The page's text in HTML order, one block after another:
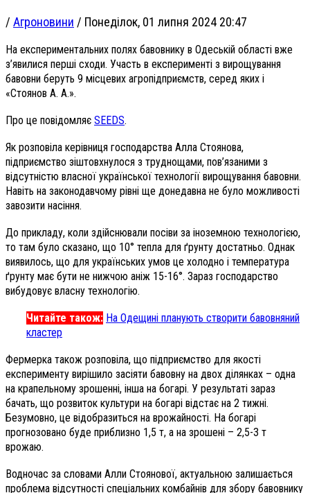
/ Агроновини / Понеділок, 01 липня 2024 20:47
На експериментальних полях бавовнику в Одеській області вже
з’явилися перші сходи. Участь в експерименті з вирощування
бавовни беруть 9 місцевих агропідприємств, серед яких і
«Стоянов А. А.».
Про це повідомляє SEEDS.
Як розповіла керівниця господарства Алла Стоянова,
підприємство зіштовхнулося з труднощами, пов’язаними з
відсутністю власної української технології вирощування бавовни.
Навіть на законодавчому рівні ще донедавна не було можливості
завозити насіння.
До прикладу, коли здійснювали посіви за іноземною технологією,
то там було сказано, що 10° тепла для ґрунту достатньо. Однак
виявилось, що для українських умов це холодно і температура
ґрунту має бути не нижчою аніж 15-16°. Зараз господарство
вибудовує власну технологію.
Читайте також: На Одещині планують створити бавовняний
кластер
Фермерка також розповіла, що підприємство для якості
експерименту вирішило засіяти бавовну на двох ділянках – одна
на крапельному зрошенні, інша на богарі. У результаті зараз
бачать, що розвиток культури на богарі відстає на 2 тижні.
Безумовно, це відобразиться на врожайності. На богарі
прогнозовано буде приблизно 1,5 т, а на зрошені – 2,5-3 т
врожаю.
Водночас за словами Алли Стоянової, актуальною залишається
проблема відсутності спеціальних комбайнів для збору бавовнику